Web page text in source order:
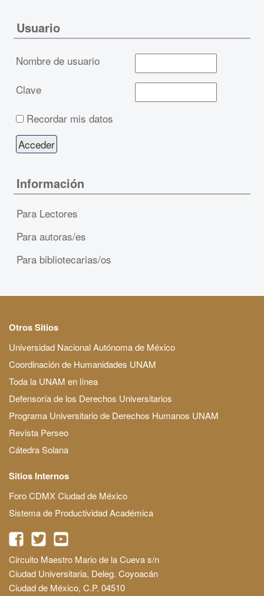
Usuario
Nombre de usuario
Clave
Recordar mis datos
Información
Para Lectores
Para autoras/es
Para bibliotecarias/os
Otros Sitios
Universidad Nacional Autónoma de México
Coordinación de Humanidades UNAM
Toda la UNAM en línea
Defensoría de los Derechos Universitarios
Programa Universitario de Derechos Humanos UNAM
Revista Perseo
Cátedra Solana
Sitios Internos
Foro CDMX Ciudad de México
Sistema de Productividad Académica
Circuito Maestro Mario de la Cueva s/n
Ciudad Universitaria, Deleg. Coyoacán
Ciudad de México, C.P. 04510